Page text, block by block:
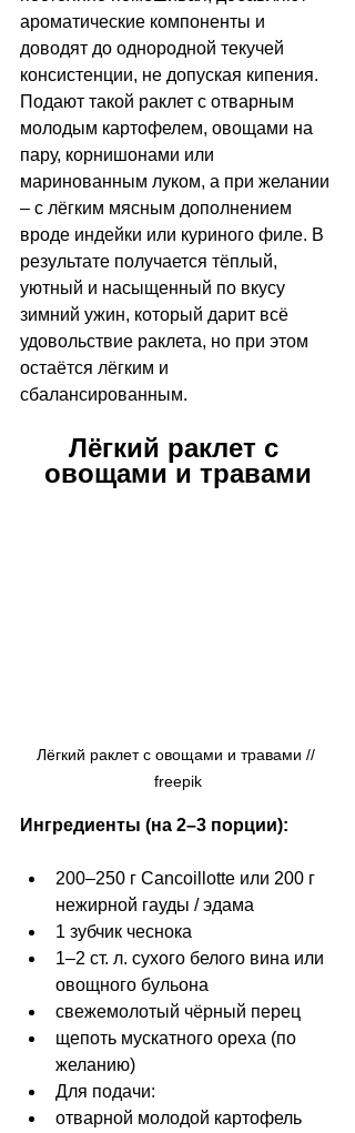
ароматические компоненты и
доводят до однородной текучей
консистенции, не допуская кипения.
Подают такой раклет с отварным
молодым картофелем, овощами на
пару, корнишонами или
маринованным луком, а при желании
– с лёгким мясным дополнением
вроде индейки или куриного филе. В
результате получается тёплый,
уютный и насыщенный по вкусу
зимний ужин, который дарит всё
удовольствие раклета, но при этом
остаётся лёгким и
сбалансированным.
Лёгкий раклет с
овощами и травами
Лёгкий раклет с овощами и травами //
freepik
Ингредиенты (на 2–3 порции):
200–250 г Cancoillotte или 200 г
нежирной гауды / эдама
1 зубчик чеснока
1–2 ст. л. сухого белого вина или
овощного бульона
свежемолотый чёрный перец
щепоть мускатного ореха (по
желанию)
Для подачи:
отварной молодой картофель